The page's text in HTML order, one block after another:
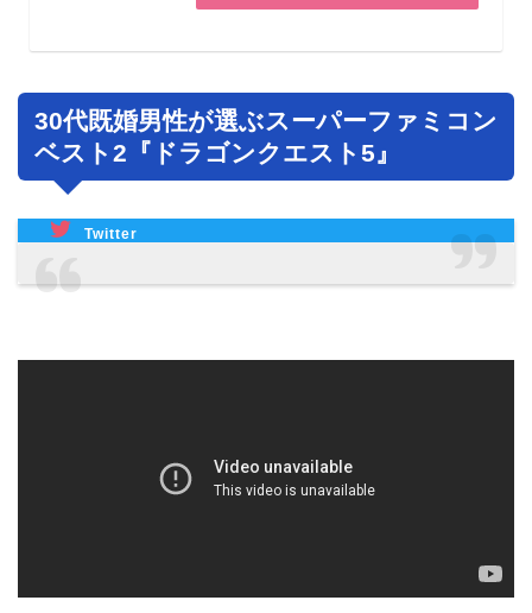
30代既婚男性が選ぶスーパーファミコン
ベスト2『ドラゴンクエスト5』
Twitter